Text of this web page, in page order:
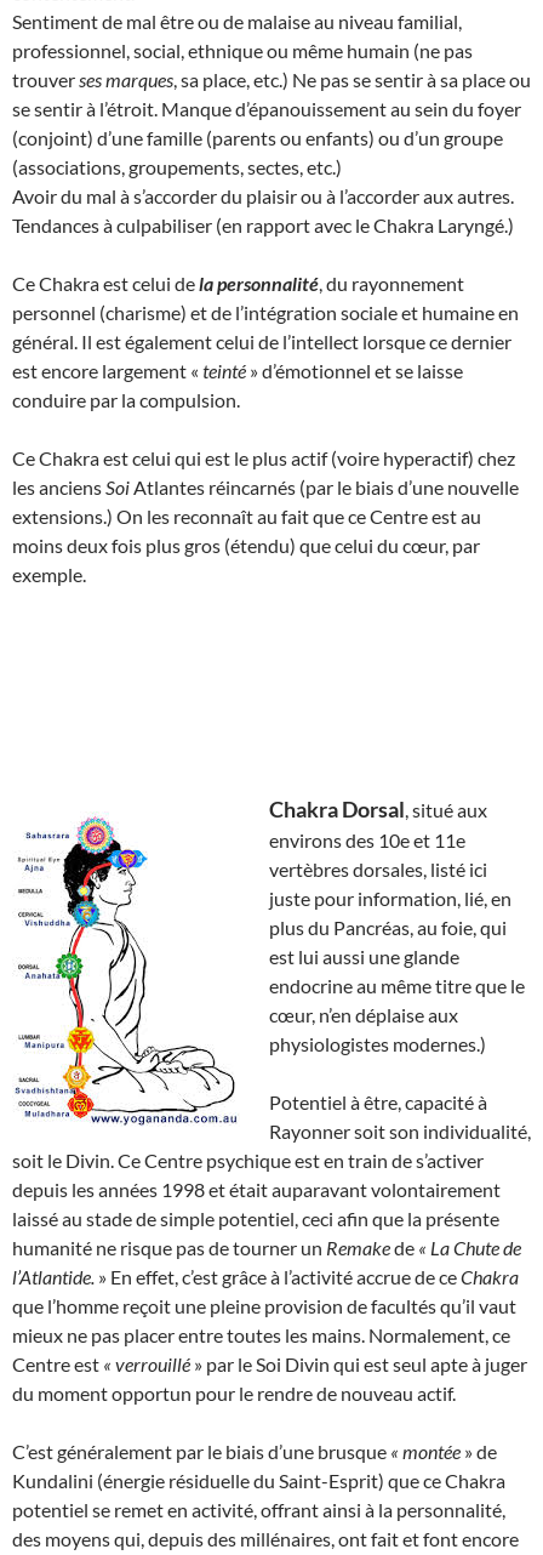
Sentiment de mal être ou de malaise au niveau familial,
professionnel, social, ethnique ou même humain (ne pas
trouverses marques, sa place, etc.) Ne pas se sentir à sa place ou
se sentir à l’étroit. Manque d’épanouissement au sein du foyer
(conjoint) d’une famille (parents ou enfants) ou d’un groupe
(associations, groupements, sectes, etc.)
Avoir du mal à s’accorder du plaisir ou à l’accorder aux autres.
Tendances à culpabiliser (en rapport avec le Chakra Laryngé.)
Ce Chakra est celui dela personnalité, du rayonnement
personnel (charisme) et de l’intégration sociale et humaine en
général. Il est également celui de l’intellect lorsque ce dernier
est encore largement « teinté » d’émotionnel et se laisse
conduire par la compulsion.
Ce Chakra est celui qui est le plus actif (voire hyperactif) chez
les anciensSoiAtlantes réincarnés (par le biais d’une nouvelle
extensions.) On les reconnaît au fait que ce Centre est au
moins deux fois plus gros (étendu) que celui du cœur, par
exemple.
Chakra Dorsal, situé aux
environs des 10e et 11e
vertèbres dorsales, listé ici
juste pour information, lié, en
plus du Pancréas, au foie, qui
est lui aussi une glande
endocrine au même titre que le
cœur, n’en déplaise aux
physiologistes modernes.)
Potentiel à être, capacité à
Rayonner soit son individualité,
soit le Divin. Ce Centre psychique est en train de s’activer
depuis les années 1998 et était auparavant volontairement
laissé au stade de simple potentiel, ceci afin que la présente
humanité ne risque pas de tourner un Remakede « La Chute de
l’Atlantide. » En effet, c’est grâce à l’activité accrue de ceChakra
que l’homme reçoit une pleine provision de facultés qu’il vaut
mieux ne pas placer entre toutes les mains. Normalement, ce
Centre est « verrouillé » par le Soi Divin qui est seul apte à juger
du moment opportun pour le rendre de nouveau actif.
C’est généralement par le biais d’une brusque « montée » de
Kundalini (énergie résiduelle du Saint-Esprit) que ce Chakra
potentiel se remet en activité, offrant ainsi à la personnalité,
des moyens qui, depuis des millénaires, ont fait et font encore